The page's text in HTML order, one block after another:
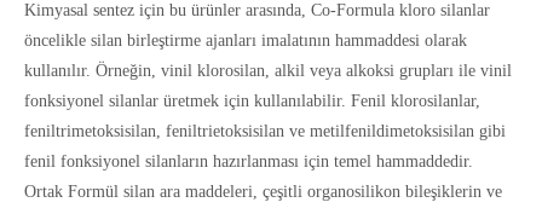
Kimyasal sentez için bu ürünler arasında, Co-Formula kloro silanlar
öncelikle silan birleştirme ajanları imalatının hammaddesi olarak
kullanılır. Örneğin, vinil klorosilan, alkil veya alkoksi grupları ile vinil
fonksiyonel silanlar üretmek için kullanılabilir. Fenil klorosilanlar,
feniltrimetoksisilan, feniltrietoksisilan ve metilfenildimetoksisilan gibi
fenil fonksiyonel silanların hazırlanması için temel hammaddedir.
Ortak Formül silan ara maddeleri, çeşitli organosilikon bileşiklerin ve